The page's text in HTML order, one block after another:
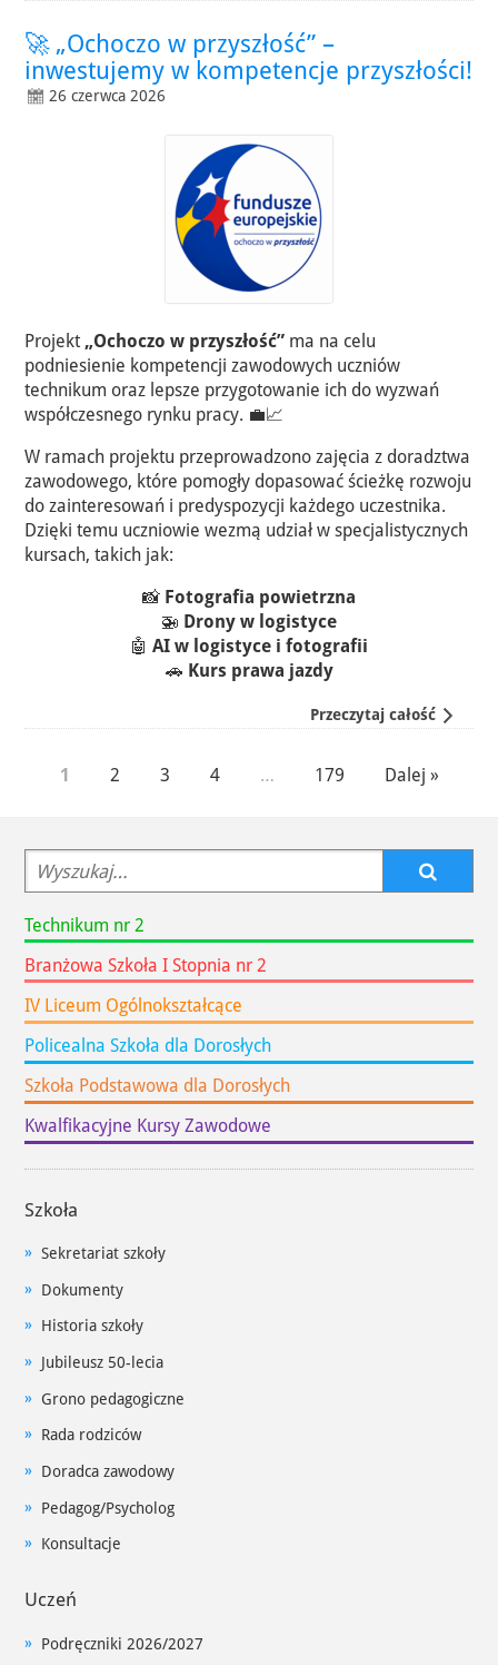
🚀 „Ochoczo w przyszłość” –
inwestujemy w kompetencje przyszłości!
26 czerwca 2026
Projekt „Ochoczo w przyszłość” ma na celu
podniesienie kompetencji zawodowych uczniów
technikum oraz lepsze przygotowanie ich do wyzwań
współczesnego rynku pracy. 💼📈
W ramach projektu przeprowadzono zajęcia z doradztwa
zawodowego, które pomogły dopasować ścieżkę rozwoju
do zainteresowań i predyspozycji każdego uczestnika.
Dzięki temu uczniowie wezmą udział w specjalistycznych
kursach, takich jak:
📸 Fotografia powietrzna
🚁 Drony w logistyce
🤖 AI w logistyce i fotografii
🚗 Kurs prawa jazdy
Przeczytaj całość
Nawigacja
1 2 3 4 … 179 Dalej »
Oddziały szkoły
Technikum nr 2
Branżowa Szkoła I Stopnia nr 2
IV Liceum Ogólnokształcące
Policealna Szkoła dla Dorosłych
Szkoła Podstawowa dla Dorosłych
Kwalfikacyjne Kursy Zawodowe
Szkoła
Sekretariat szkoły
Dokumenty
Historia szkoły
Jubileusz 50-lecia
Grono pedagogiczne
Rada rodziców
Doradca zawodowy
Pedagog/Psycholog
Konsultacje
Uczeń
Podręczniki 2026/2027